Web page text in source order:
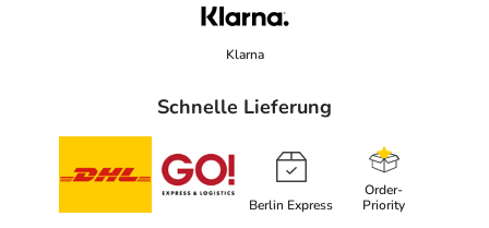
Klarna
Schnelle Lieferung
Berlin Express
Order-
Priority